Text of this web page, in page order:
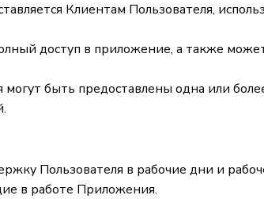
Клиентам Пользователя,
доступ в приложение, а также
быть предоставлены одна или
Пользователя в рабочие дни и
в работе Приложения.